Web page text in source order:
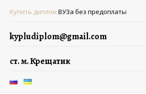
Купить диплом ВУЗа без предоплаты
kypludiplom@gmail.com
ст. м. Крещатик